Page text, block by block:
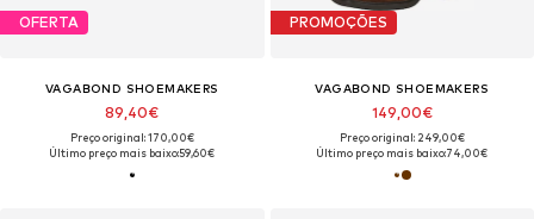
OFERTA
VAGABOND SHOEMAKERS
89,40€
Preço original: 170,00€
Último preço mais baixo:59,60€
PROMOÇÕES
VAGABOND SHOEMAKERS
149,00€
Preço original: 249,00€
Último preço mais baixo:74,00€